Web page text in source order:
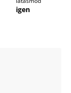
igen